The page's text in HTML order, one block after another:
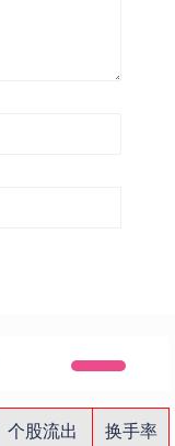
个股流出
换手率